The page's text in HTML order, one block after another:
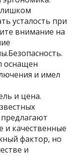
усталость при
внимание на
оснащен
и имел
и цена.
и качественные
фактор, но
и